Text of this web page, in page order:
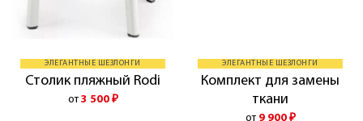
ЭЛЕГАНТНЫЕ ШЕЗЛОНГИ
Столик пляжный Rodi
от 3 500 ₽
ЭЛЕГАНТНЫЕ ШЕЗЛОНГИ
Комплект для замены
ткани
от 9 900 ₽